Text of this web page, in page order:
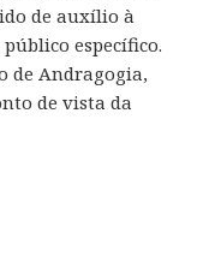
de auxílio à
específico.
de Andragogia,
de vista da
Superior: uma